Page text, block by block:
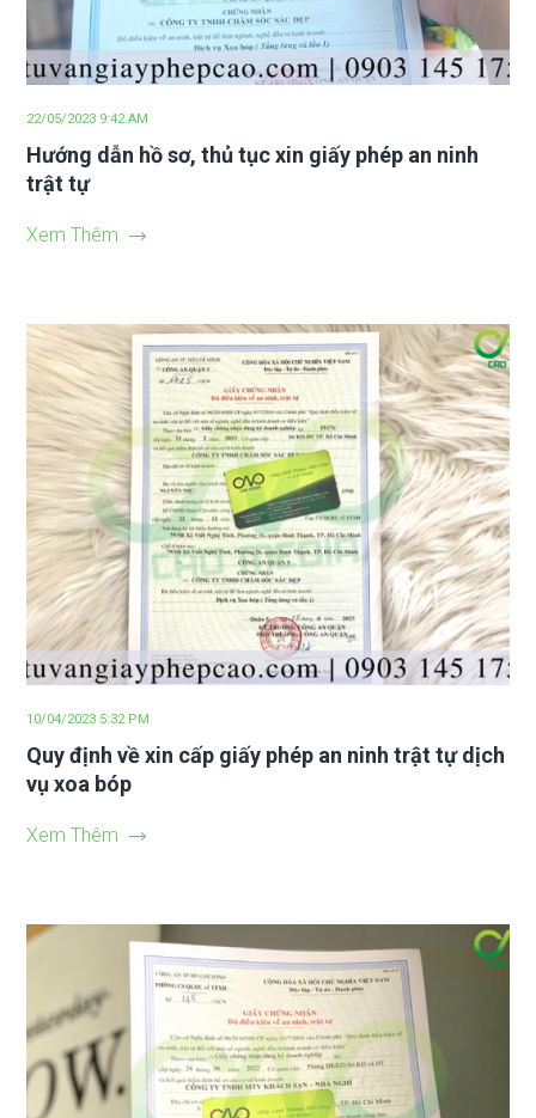
22/05/2023 9:42 AM
Hướng dẫn hồ sơ, thủ tục xin giấy phép an ninh
trật tự
Xem Thêm
10/04/2023 5:32 PM
Quy định về xin cấp giấy phép an ninh trật tự dịch
vụ xoa bóp
Xem Thêm